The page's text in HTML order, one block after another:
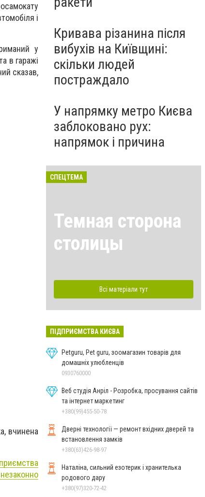
і
у
в гаражі
сказав,
Дніпровське управління поліції
вчинена
Кривава різанина після
вибухів на Київщині:
скільки людей
постраждало
У напрямку метро Києва
заблоковано рух:
напрямок і причина
СПЕЦТЕМА
Темная сторона
столицы
Всі матеріали тут
ПІДПРИЄМСТВА КИЄВА
Petguru, Pet guru, зоомагазин товарів для
домашніх улюбленців
0930760000
Веб студія Анріл - Розробка, просування сайтів
та інтернет маркетинг
+380(99)455-50-78
Дверні технології — ремонт вхідних дверей та
встановлення замків
+380(63)426-98-97
Наталіна, сильний езотерик і хранителька
родового дару
+380(97)320-72-42